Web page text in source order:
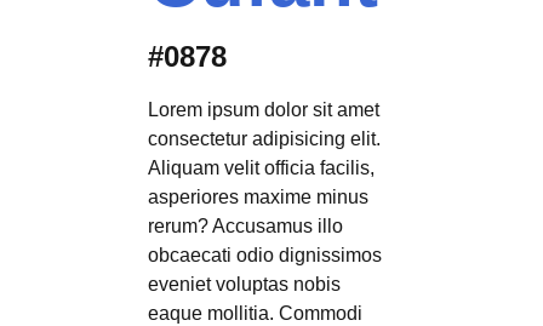
#0878
Lorem ipsum dolor sit amet
consectetur adipisicing elit.
Aliquam velit officia facilis,
asperiores maxime minus
rerum? Accusamus illo
obcaecati odio dignissimos
eveniet voluptas nobis
eaque mollitia. Commodi